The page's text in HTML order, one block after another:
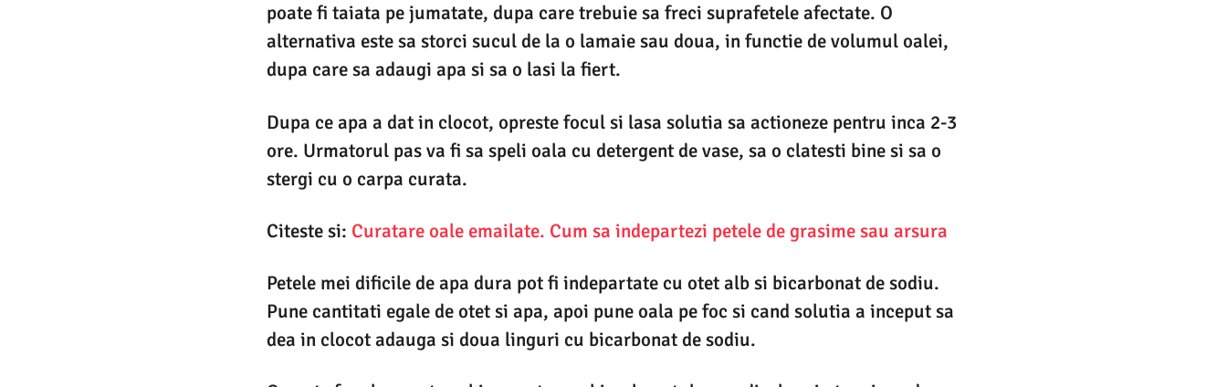
poate fi taiata pe jumatate, dupa care trebuie sa freci suprafetele afectate. O
alternativa este sa storci sucul de la o lamaie sau doua, in functie de volumul oalei,
dupa care sa adaugi apa si sa o lasi la fiert.
Dupa ce apa a dat in clocot, opreste focul si lasa solutia sa actioneze pentru inca 2-3
ore. Urmatorul pas va fi sa speli oala cu detergent de vase, sa o clatesti bine si sa o
stergi cu o carpa curata.
Citeste si: Curatare oale emailate. Cum sa indepartezi petele de grasime sau arsura
Petele mei dificile de apa dura pot fi indepartate cu otet alb si bicarbonat de sodiu.
Pune cantitati egale de otet si apa, apoi pune oala pe foc si cand solutia a inceput sa
dea in clocot adauga si doua linguri cu bicarbonat de sodiu.